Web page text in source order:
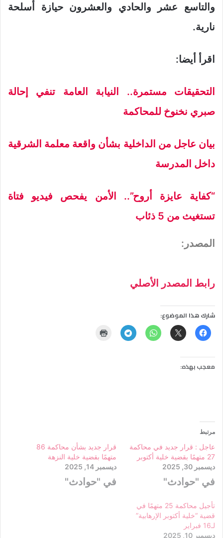
والتاسع عشر والحادي والعشرون حيازة أسلحة
نارية.
اقرأ أيضا:
التحقيقات مستمرة.. النيابة العامة تنفي إحالة
صبري نخنوخ للمحاكمة
بيان عاجل من الداخلية بشأن واقعة معلمة الشرقية
داخل المدرسة
“كفاية عايزة أروح”.. الأمن يفحص فيديو فتاة
تستغيث من 5 ذئاب
المصدر:
رابط المصدر الأصلي
شارك هذا الموضوع:
معجب بهذه:
مرتبط
عاجل : قرار جديد في محاكمة
27 متهمًا بقضية خلية أكتوبر
ديسمبر 30, 2025
في "حوادث"
قرار جديد بشأن محاكمة 86
متهمًا بقضية خلية النزهة
ديسمبر 14, 2025
في "حوادث"
تأجيل محاكمة 25 متهمًا في
قضية “خلية أكتوبر الإرهابية”
لـ16 فبراير
ديسمبر 10, 2025